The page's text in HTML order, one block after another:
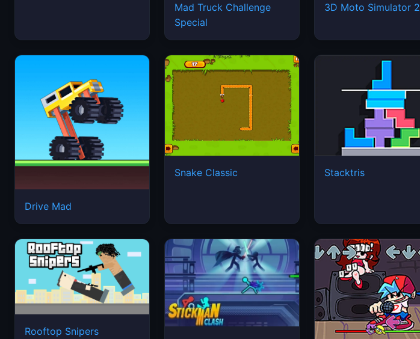
Mad Truck Challenge
Special
3D Moto Simulator 2
Drive Mad
Snake Classic Stacktris
Rooftop Snipers